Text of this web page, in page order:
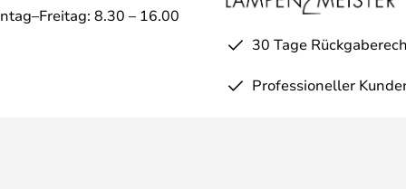
8.30 – 16.00
30 Tage
Professioneller